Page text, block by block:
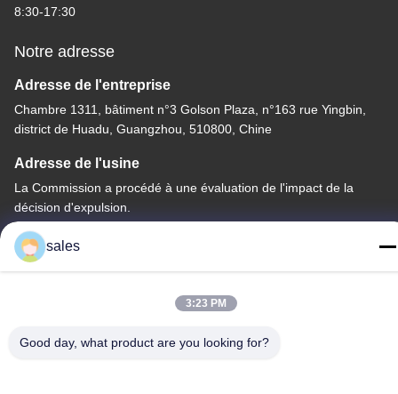
8:30-17:30
Notre adresse
Adresse de l'entreprise
Chambre 1311, bâtiment n°3 Golson Plaza, n°163 rue Yingbin,
district de Huadu, Guangzhou, 510800, Chine
Adresse de l'usine
La Commission a procédé à une évaluation de l'impact de la
décision d'expulsion.
Télégramme
86-20-36969420
sales
3:23 PM
Good day, what product are you looking for?